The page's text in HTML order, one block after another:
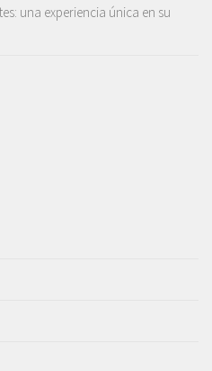
una experiencia única en su